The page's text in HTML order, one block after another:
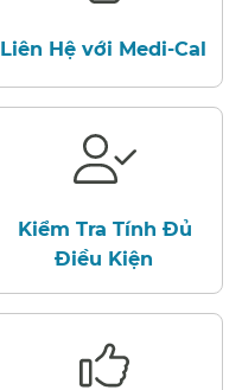
Liên Hệ với Medi-Cal​​
Kiểm Tra Tính Đủ
Điều Kiện​​